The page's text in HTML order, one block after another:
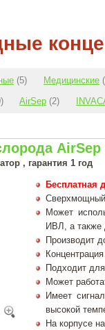
(5) Медицинские
AirSep (2)
, гарантия 1 год
Бесплатная
Сверхмощный
Может
ИВЛ, а также
Производит
Подходит
Может
Имеет
высокой
На корпусе